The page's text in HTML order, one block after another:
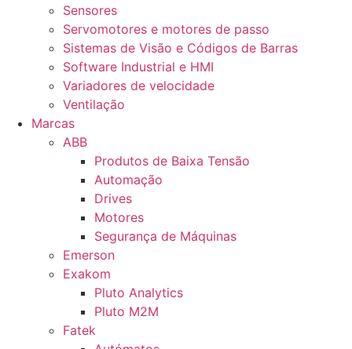
Sensores
Servomotores e motores de passo
Sistemas de Visão e Códigos de Barras
Software Industrial e HMI
Variadores de velocidade
Ventilação
Marcas
ABB
Produtos de Baixa Tensão
Automação
Drives
Motores
Segurança de Máquinas
Emerson
Exakom
Pluto Analytics
Pluto M2M
Fatek